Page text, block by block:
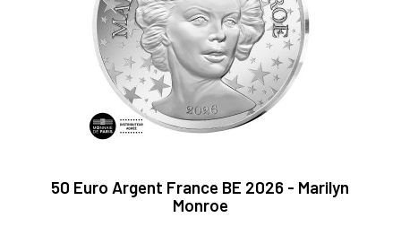
50 Euro Argent France BE 2026 - Marilyn
Monroe